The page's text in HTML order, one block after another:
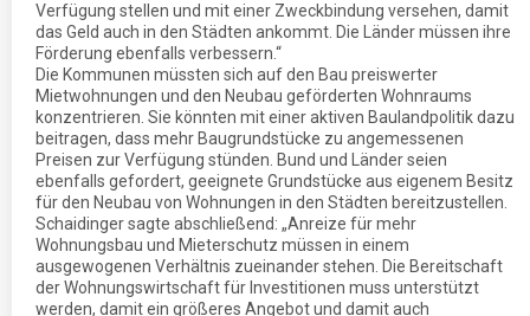
Verfügung stellen und mit einer Zweckbindung versehen, damit
das Geld auch in den Städten ankommt. Die Länder müssen ihre
Förderung ebenfalls verbessern.“
Die Kommunen müssten sich auf den Bau preiswerter
Mietwohnungen und den Neubau geförderten Wohnraums
konzentrieren. Sie könnten mit einer aktiven Baulandpolitik dazu
beitragen, dass mehr Baugrundstücke zu angemessenen
Preisen zur Verfügung stünden. Bund und Länder seien
ebenfalls gefordert, geeignete Grundstücke aus eigenem Besitz
für den Neubau von Wohnungen in den Städten bereitzustellen.
Schaidinger sagte abschließend: „Anreize für mehr
Wohnungsbau und Mieterschutz müssen in einem
ausgewogenen Verhältnis zueinander stehen. Die Bereitschaft
der Wohnungswirtschaft für Investitionen muss unterstützt
werden, damit ein größeres Angebot und damit auch